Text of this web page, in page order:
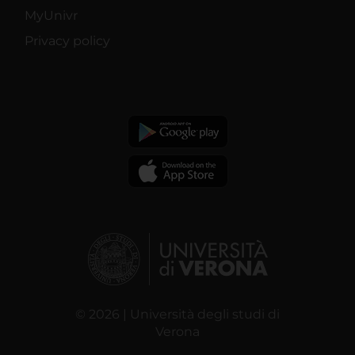
MyUnivr
Privacy policy
© 2026 | Università degli studi di
Verona